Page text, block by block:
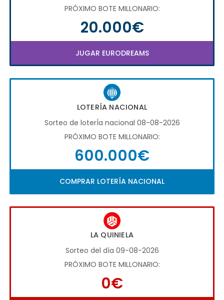
PRÓXIMO BOTE MILLONARIO:
20.000€
JUGAR EURODREAMS
LOTERÍA NACIONAL
Sorteo de loterÍa nacional 08-08-2026
PRÓXIMO BOTE MILLONARIO:
600.000€
COMPRAR LOTERÍA NACIONAL
LA QUINIELA
Sorteo del día 09-08-2026
PRÓXIMO BOTE MILLONARIO:
0€